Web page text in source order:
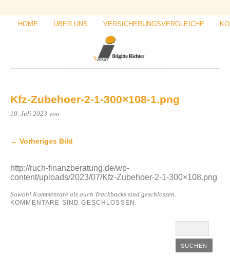
HOME ÜBER UNS VERSICHERUNGSVERGLEICHE
Kfz-Zubehoer-2-1-300×108-1.png
10. Juli 2023 von
← Vorheriges Bild
http://ruch-finanzberatung.de/wp-
content/uploads/2023/07/Kfz-Zubehoer-2-1-300×108.png
Sowohl Kommentare als auch Trackbacks sind geschlossen.
KOMMENTARE SIND GESCHLOSSEN.